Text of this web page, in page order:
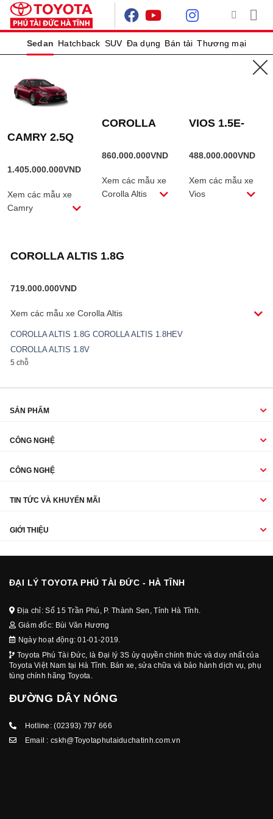
Skip
Sedan Hatchback SUV Đa dụng Bán tải Thương mại
CAMRY 2.5Q
1.405.000.000VND
Xem các mẫu xe
Camry
COROLLA
1.8HEV
860.000.000VND
Xem các mẫu xe
Corolla Altis
VIOS 1.5E-
488.000.000VND
Xem các mẫu xe
Vios
TRANG
SẢN PHẨM
ĐƯỢC
GẮN THẺ
1.8G”
COROLLA ALTIS 1.8G
719.000.000VND
Xem các mẫu xe Corolla Altis
COROLLA ALTIS 1.8G COROLLA ALTIS 1.8HEV
COROLLA ALTIS 1.8V
5 chỗ
SẢN PHẨM
CÔNG NGHỆ
CÔNG NGHỆ
TIN TỨC VÀ KHUYẾN MÃI
GIỚI THIỆU
ĐẠI LÝ TOYOTA PHÚ TÀI ĐỨC - HÀ TĨNH
Địa chỉ: Số 15 Trần Phú, P. Thành Sen, Tỉnh Hà Tĩnh.
Giám đốc: Bùi Văn Hương
Ngày hoạt động: 01-01-2019.
Toyota Phú Tài Đức, là Đại lý 3S ủy quyền chính thức và duy nhất của
Toyota Việt Nam tại Hà Tĩnh. Bán xe, sửa chữa và bảo hành dịch vụ, phụ
tùng chính hãng Toyota.
ĐƯỜNG DÂY NÓNG
Hotline:(02393) 797 666
Email :cskh@Toyotaphutaiduchatinh.com.vn